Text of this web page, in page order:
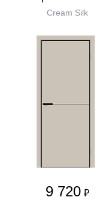
Cream Silk
9 720 ₽